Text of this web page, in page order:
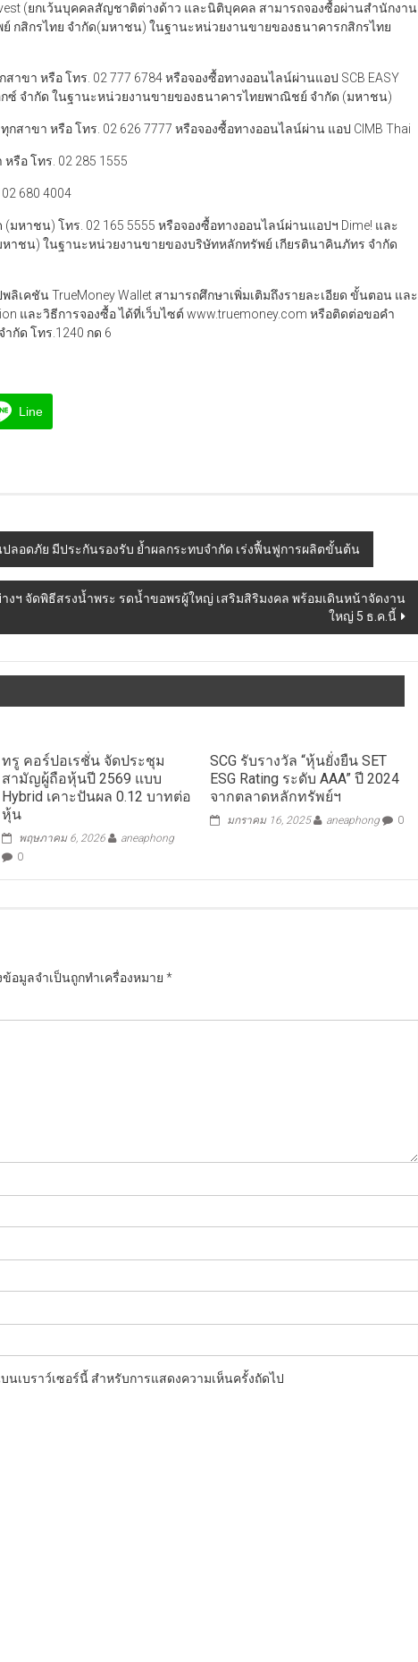
(ยกเว้นบุคคลสัญชาติต่างด้าว และนิติบุคคล สามารถจองซื้อผ่านสำนักงาน
กสิกรไทย จำกัด(มหาชน) ในฐานะหน่วยงานขายของธนาคารกสิกรไทย
ขา หรือ โทร. 02 777 6784 หรือจองซื้อทางออนไลน์ผ่านแอป SCB EASY
ซ์ จำกัด ในฐานะหน่วยงานขายของธนาคารไทยพาณิชย์ จำกัด (มหาชน)
สาขา หรือ โทร. 02 626 7777 หรือจองซื้อทางออนไลน์ผ่าน แอป CIMB Thai
รือ โทร. 02 285 1555
680 4004
มหาชน) โทร. 02 165 5555 หรือจองซื้อทางออนไลน์ผ่านแอปฯ Dime! และ
าชน) ในฐานะหน่วยงานขายของบริษัทหลักทรัพย์ เกียรตินาคินภัทร จำกัด
เคชัน TrueMoney Wallet สามารถศึกษาเพิ่มเติมถึงรายละเอียด ขั้นตอน และ
และวิธีการจองซื้อ ได้ที่เว็บไซต์ www.truemoney.com หรือติดต่อขอคำ
กัด โทร.1240 กด 6
Line
ปลอดภัย มีประกันรองรับ ย้ำผลกระทบจำกัด เร่งฟื้นฟูการผลิตขั้นต้น
งฯ จัดพิธีสรงน้ำพระ รดน้ำขอพรผู้ใหญ่ เสริมสิริมงคล พร้อมเดินหน้าจัดงาน
ใหญ่ 5 ธ.ค.นี้
ทรู คอร์ปอเรชั่น จัดประชุม
สามัญผู้ถือหุ้นปี 2569 แบบ
Hybrid เคาะปันผล 0.12 บาทต่อ
หุ้น
พฤษภาคม 6, 2026
aneaphong
0
SCG รับรางวัล “หุ้นยั่งยืน SET
ESG Rating ระดับ AAA” ปี 2024
จากตลาดหลักทรัพย์ฯ
มกราคม 16, 2025 aneaphong 0
ข้อมูลจำเป็นถูกทำเครื่องหมาย *
เบราว์เซอร์นี้ สำหรับการแสดงความเห็นครั้งถัดไป